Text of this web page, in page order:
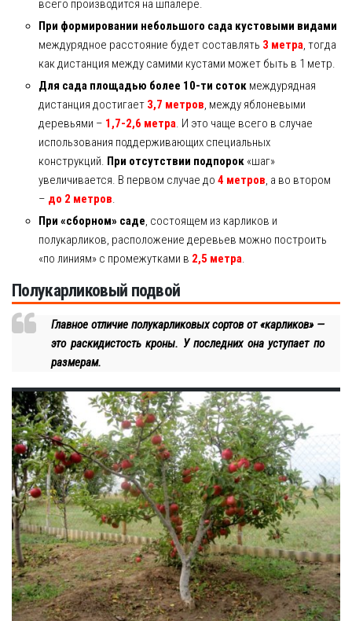
всего производится на шпалере.
При формировании небольшого сада кустовыми видами
междурядное расстояние будет составлять 3 метра, тогда
как дистанция между самими кустами может быть в 1 метр.
Для сада площадью более 10-ти сотокмеждурядная
дистанция достигает 3,7 метров, между яблоневыми
деревьями – 1,7-2,6 метра. И это чаще всего в случае
использования поддерживающих специальных
конструкций. При отсутствии подпорок«шаг»
увеличивается. В первом случае до 4 метров, а во втором
– до 2 метров.
При «сборном» саде, состоящем из карликов и
полукарликов, расположение деревьев можно построить
«по линиям» с промежутками в 2,5 метра.
Полукарликовый подвой
Главное отличие полукарликовых сортов от «карликов» —
это раскидистость кроны. У последних она уступает по
размерам.